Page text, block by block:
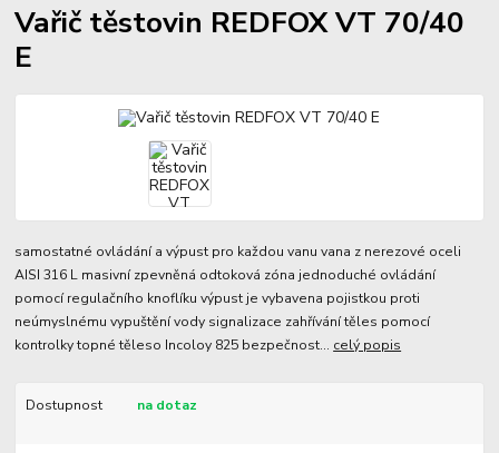
Vařič těstovin REDFOX VT 70/40
E
samostatné ovládání a výpust pro každou vanu vana z nerezové oceli
AISI 316 L masivní zpevněná odtoková zóna jednoduché ovládání
pomocí regulačního knoflíku výpust je vybavena pojistkou proti
neúmyslnému vypuštění vody signalizace zahřívání těles pomocí
kontrolky topné těleso Incoloy 825 bezpečnost... celý popis
Dostupnost na dotaz